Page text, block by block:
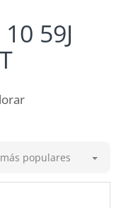
59J
populares